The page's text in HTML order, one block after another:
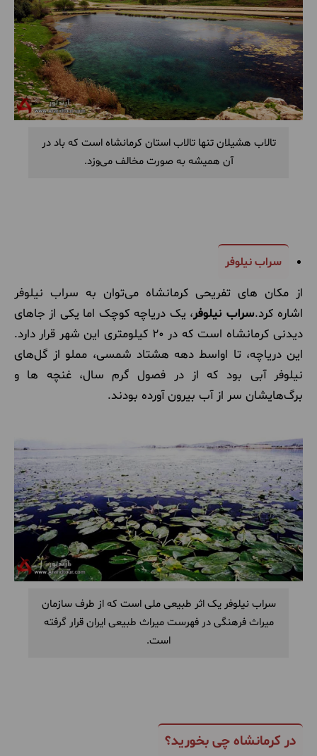
تالاب هشیلان تنها تالاب استان کرمانشاه است که باد در
آن همیشه به صورت مخالف می‌وزد.
سراب نیلوفر
از مکان های تفریحی کرمانشاه می‌توان به سراب نیلوفر
اشاره کرد.سراب نیلوفر، یک دریاچه کوچک اما یکی از جاهای
دیدنی کرمانشاه است که در 20 کیلومتری این شهر قرار دارد.
این دریاچه، تا اواسط دهه هشتاد شمسی، مملو از گل‌های
نیلوفر آبی بود که از در فصول گرم سال، غنچه ها و
برگ‌هایشان سر از آب بیرون آورده بودند.
سراب نیلوفر یک اثر طبیعی ملی است که از طرف سازمان
میراث فرهنگی در فهرست میراث طبیعی ایران قرار گرفته
است.
در کرمانشاه چی بخورید؟